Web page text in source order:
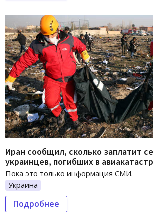
Иран сообщил, сколько заплатит
украинцев, погибших в
Пока это только информация СМИ.
Украина
Подробнее